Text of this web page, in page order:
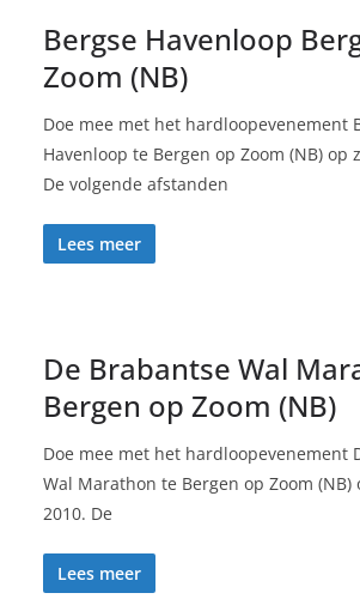
Bergse Havenloop
Zoom (NB)
Doe mee met het hardloopevenement
Havenloop te Bergen op Zoom (NB) op
De volgende afstanden
Lees meer
De Brabantse Wal
Bergen op Zoom (NB)
Doe mee met het hardloopevenement
Wal Marathon te Bergen op Zoom (NB)
2010. De
Lees meer